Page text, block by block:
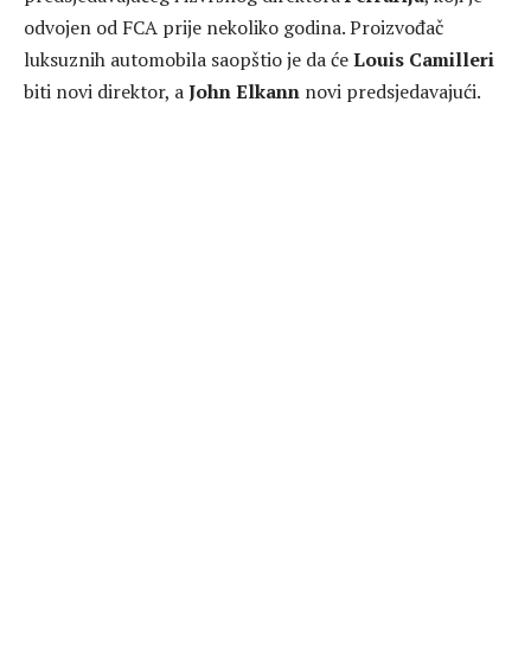
odvojen od FCA prije nekoliko godina. Proizvođač
luksuznih automobila saopštio je da ćeLouis Camilleri
biti novi direktor, aJohn Elkann novi predsjedavajući.